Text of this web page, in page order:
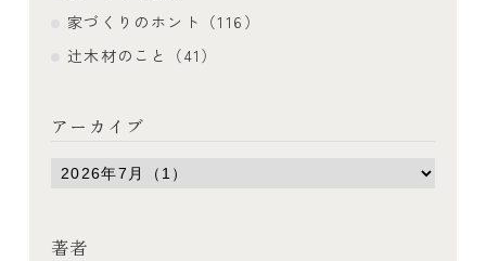
家づくりのホント（116）
辻木材のこと（41）
アーカイブ
著者